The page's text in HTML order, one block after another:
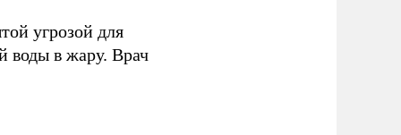
угрозой для
воды в жару. Врач